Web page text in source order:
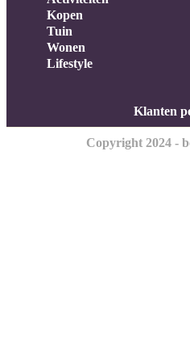
Kopen
Tuin
Wonen
Lifestyle
Klanten
Copyright 2024 -